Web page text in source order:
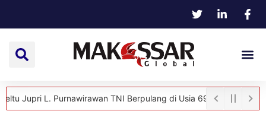
Purnawirawan TNI Berpulang di Usia 69 Tahun Hangat dan